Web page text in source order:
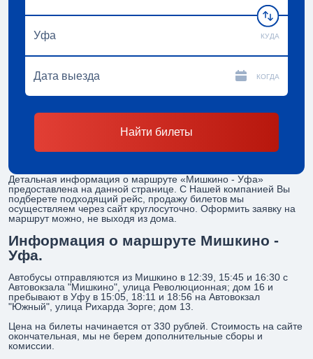
КУДА
КОГДА
Найти билеты
Детальная информация о маршруте «Мишкино - Уфа»
предоставлена на данной странице. С Нашей компанией Вы
подберете подходящий рейс, продажу билетов мы
осуществляем через сайт круглосуточно. Оформить заявку на
маршрут можно, не выходя из дома.
Информация о маршруте Мишкино -
Уфа.
Автобусы отправляются из Мишкино в 12:39, 15:45 и 16:30 с
Автовокзала "Мишкино", улица Революционная; дом 16 и
пребывают в Уфу в 15:05, 18:11 и 18:56 на Автовокзал
"Южный", улица Рихарда Зорге; дом 13.
Цена на билеты начинается от 330 рублей. Стоимость на сайте
окончательная, мы не берем дополнительные сборы и
комиссии.